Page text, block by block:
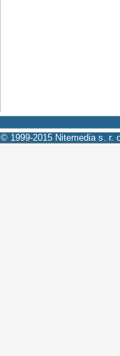
© 1999-2015 Nitemedia s. r.